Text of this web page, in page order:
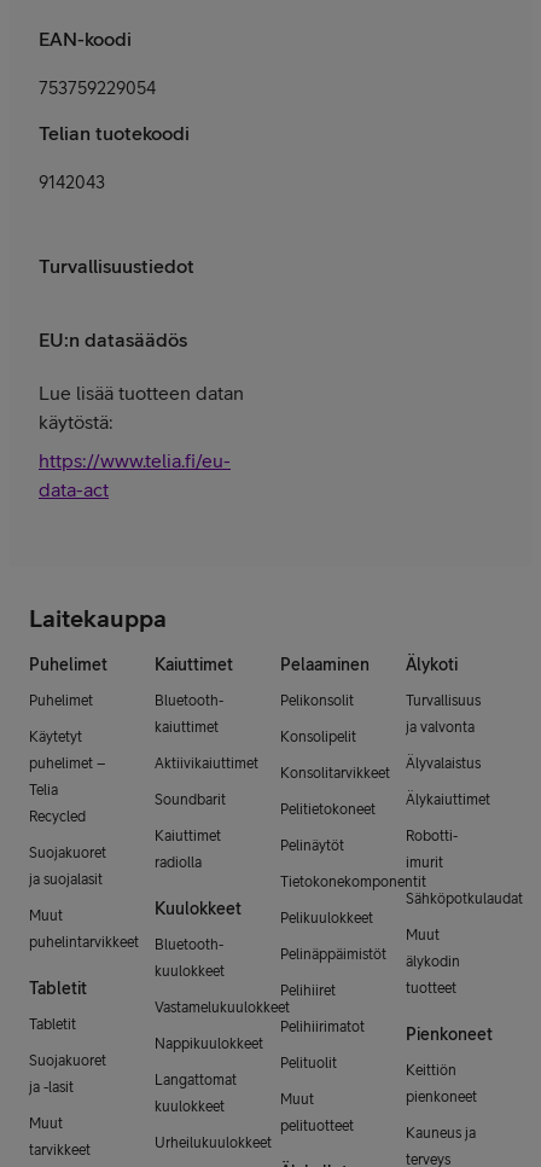
EAN-koodi
753759229054
Telian tuotekoodi
9142043
Turvallisuustiedot
EU:n datasäädös
Lue lisää tuotteen datan
käytöstä:
https://www.telia.fi/eu-
data-act
Laitekauppa
Puhelimet
Puhelimet
Käytetyt
puhelimet –
Telia
Recycled
Suojakuoret
ja suojalasit
Muut
puhelintarvikkeet
Tabletit
Tabletit
Suojakuoret
ja -lasit
Muut
tarvikkeet
Kaiuttimet
Bluetooth-
kaiuttimet
Aktiivikaiuttimet
Soundbarit
Kaiuttimet
radiolla
Kuulokkeet
Bluetooth-
kuulokkeet
Vastamelukuulokkeet
Nappikuulokkeet
Langattomat
kuulokkeet
Urheilukuulokkeet
Pelaaminen
Pelikonsolit
Konsolipelit
Konsolitarvikkeet
Pelitietokoneet
Pelinäytöt
Tietokonekomponentit
Pelikuulokkeet
Pelinäppäimistöt
Pelihiiret
Pelihiirimatot
Pelituolit
Muut
pelituotteet
Älykoti
Turvallisuus
ja valvonta
Älyvalaistus
Älykaiuttimet
Robotti-
imurit
Sähköpotkulaudat
Muut
älykodin
tuotteet
Pienkoneet
Keittiön
pienkoneet
Kauneus ja
terveys